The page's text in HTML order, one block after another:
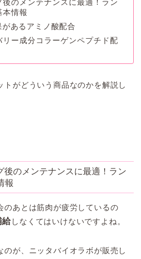
後のメンテナンスに最適！ラン
本情報
あるアミノ酸配合
リー成分コラーゲンペプチド配
トがどういう商品なのかを解説し
後のメンテナンスに最適！ラン
報
のあとは筋肉が疲労しているの
給しなくてはいけないですよね。
のが、ニッタバイオラボが販売し